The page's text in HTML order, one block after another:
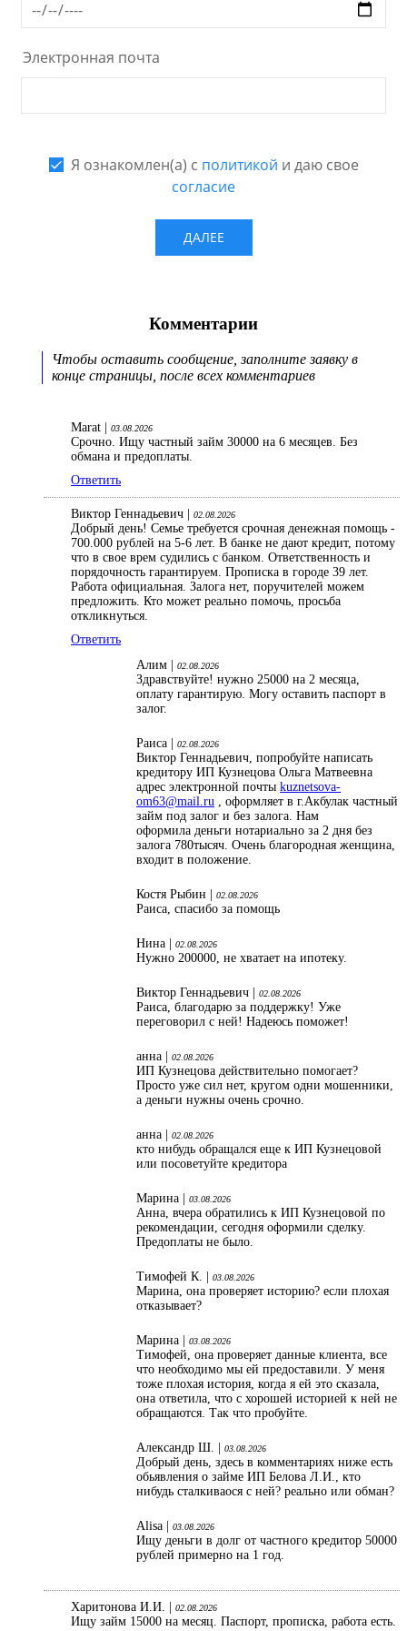
Комментарии
Чтобы оставить сообщение, заполните заявку в
конце страницы, после всех комментариев
Marat | 03.08.2026
Срочно. Ищу частный займ 30000 на 6 месяцев. Без
обмана и предоплаты.
Ответить
Виктор Геннадьевич | 02.08.2026
Добрый день! Семье требуется срочная денежная помощь -
700.000 рублей на 5-6 лет. В банке не дают кредит, потому
что в свое врем судились с банком. Ответственность и
порядочность гарантируем. Прописка в городе 39 лет.
Работа официальная. Залога нет, поручителей можем
предложить. Кто может реально помочь, просьба
откликнуться.
Ответить
Алим | 02.08.2026
Здравствуйте! нужно 25000 на 2 месяца,
оплату гарантирую. Могу оставить паспорт в
залог.
Раиса | 02.08.2026
Виктор Геннадьевич, попробуйте написать
кредитору ИП Кузнецова Ольга Матвеевна
адрес электронной почты kuznetsova-
om63@mail.ru , оформляет в г.Акбулак частный
займ под залог и без залога. Нам
оформила деньги нотариально за 2 дня без
залога 780тысяч. Очень благородная женщина,
входит в положение.
Костя Рыбин | 02.08.2026
Раиса, спасибо за помощь
Нина | 02.08.2026
Нужно 200000, не хватает на ипотеку.
Виктор Геннадьевич | 02.08.2026
Раиса, благодарю за поддержку! Уже
переговорил с ней! Надеюсь поможет!
анна | 02.08.2026
ИП Кузнецова действительно помогает?
Просто уже сил нет, кругом одни мошенники,
а деньги нужны очень срочно.
анна | 02.08.2026
кто нибудь обращался еще к ИП Кузнецовой
или посоветуйте кредитора
Марина | 03.08.2026
Анна, вчера обратились к ИП Кузнецовой по
рекомендации, сегодня оформили сделку.
Предоплаты не было.
Тимофей К. | 03.08.2026
Марина, она проверяет историю? если плохая
отказывает?
Марина | 03.08.2026
Тимофей, она проверяет данные клиента, все
что необходимо мы ей предоставили. У меня
тоже плохая история, когда я ей это сказала,
она ответила, что с хорошей историей к ней не
обращаются. Так что пробуйте.
Александр Ш. | 03.08.2026
Добрый день, здесь в комментариях ниже есть
обьявления о займе ИП Белова Л.И., кто
нибудь сталкиваося с ней? реально или обман?
Alisa | 03.08.2026
Ищу деньги в долг от частного кредитор 50000
рублей примерно на 1 год.
Харитонова И.И. | 02.08.2026
Ищу займ 15000 на месяц. Паспорт, прописка, работа есть.